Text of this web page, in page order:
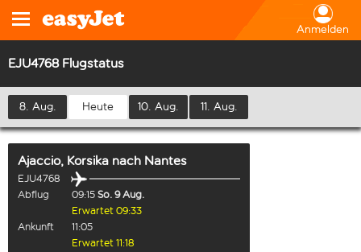
Anmelden
EJU4768 Flugstatus
8. Aug. Heute 10. Aug. 11. Aug.
Ajaccio, Korsika nach Nantes
EJU4768
Abflug
09:15 So. 9 Aug.
Erwartet 09:33
Ankunft
11:05
Erwartet 11:18